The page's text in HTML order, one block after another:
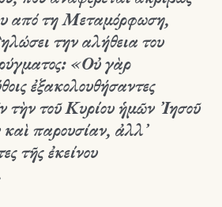
από τη Μεταμόρφωση,
την αλήθεια του
«Οὐ γὰρ
ἐξακολουθήσαντες
τὴν τοῦ Κυρίου ἡμῶν ᾿Ιησοῦ
παρουσίαν, ἀλλ᾿
τῆς ἐκείνου